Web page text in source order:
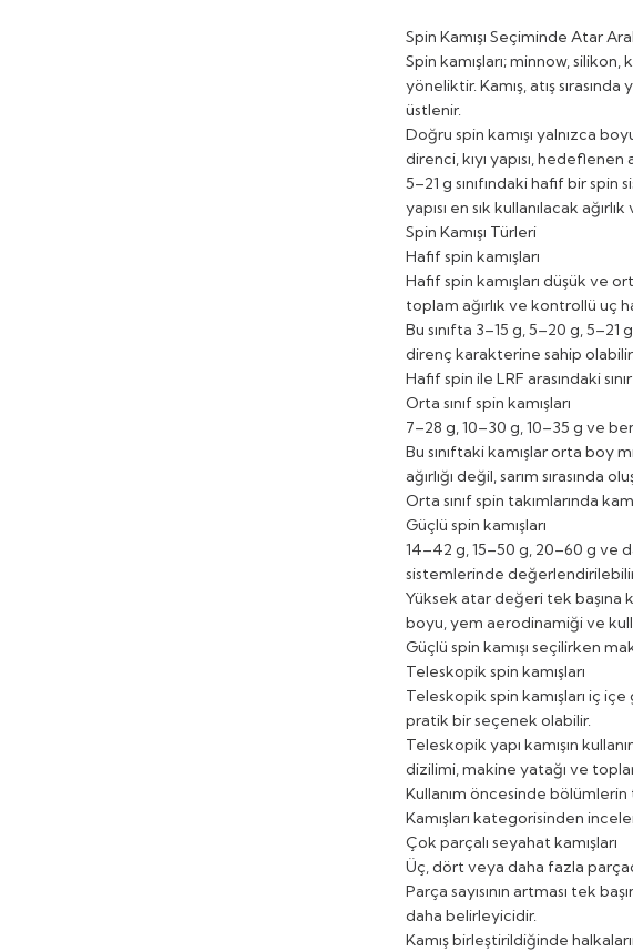
Spin Kamışı Seçiminde Atar
Spin kamışları; minnow,
yöneliktir. Kamış, atış
üstlenir.
Doğru spin kamışı yalnızca
direnci, kıyı yapısı,
5–21 g sınıfındaki hafif bir spin
yapısı en sık kullanılacak
Spin Kamışı Türleri
Hafif spin kamışları
Hafif spin kamışları düşük ve
toplam ağırlık ve kontrollü uç
Bu sınıfta 3–15 g, 5–20 g,
direnç karakterine sahip
Hafif spin ile LRF arasındaki
Orta sınıf spin kamışları
7–28 g, 10–30 g, 10–35 g ve
Bu sınıftaki kamışlar orta boy
ağırlığı değil, sarım sırasında
Orta sınıf spin takımlarında
Güçlü spin kamışları
14–42 g, 15–50 g, 20–60 g ve
sistemlerinde
Yüksek atar değeri tek başına
boyu, yem aerodinamiği ve
Güçlü spin kamışı seçilirken
Teleskopik spin kamışları
Teleskopik spin kamışları iç
pratik bir seçenek olabilir.
Teleskopik yapı kamışın
dizilimi, makine yatağı ve
Kullanım öncesinde bölümlerin
Kamışları kategorisinden
Çok parçalı seyahat kamışları
Üç, dört veya daha fazla
Parça sayısının artması tek
daha belirleyicidir.
Kamış birleştirildiğinde